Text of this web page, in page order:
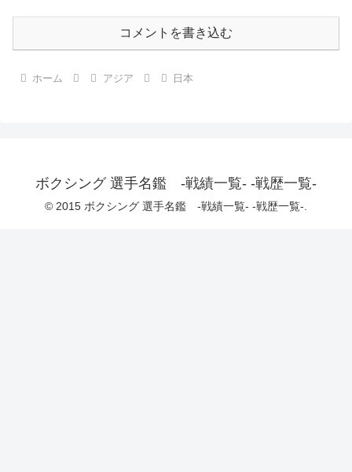
コメントを書き込む
ホーム アジア 日本
ボクシング 選手名鑑 -戦績一覧- -戦歴一覧-
© 2015 ボクシング 選手名鑑 -戦績一覧- -戦歴一覧-.